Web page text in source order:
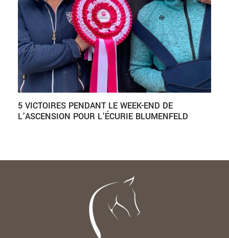
5 VICTOIRES PENDANT LE WEEK-END DE
L’ASCENSION POUR L’ÉCURIE BLUMENFELD